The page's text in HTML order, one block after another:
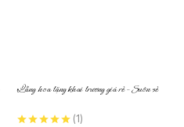
Lẵng hoa tặng khai trương giá rẻ – Suôn sẻ
(1)